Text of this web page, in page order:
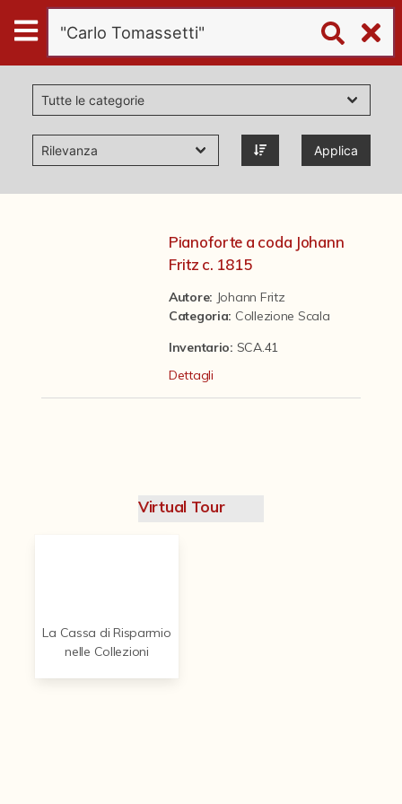
Digital
Humanities
Donazioni
Pubblicazioni
Il progetto Digital Humanities
Contattaci
Applica
Pianoforte a coda Johann
Fritz c. 1815
Autore: Johann Fritz
Categoria: Collezione Scala
Inventario: SCA.41
Dettagli
Virtual Tour
La Cassa di Risparmio
nelle Collezioni